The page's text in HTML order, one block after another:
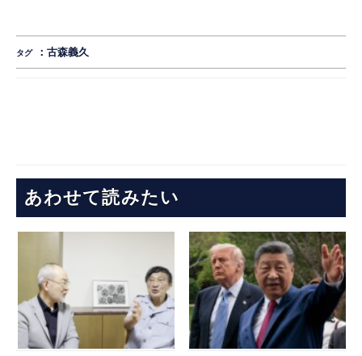
タグ ：古森義久
あわせて読みたい